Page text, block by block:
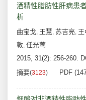
酒精性脂肪性肝病患
析
曲宝戈, 王慧, 苏吉亮, 王
敦, 任光莺
2015, 31(2): 256-260.
摘要(3123) PDF